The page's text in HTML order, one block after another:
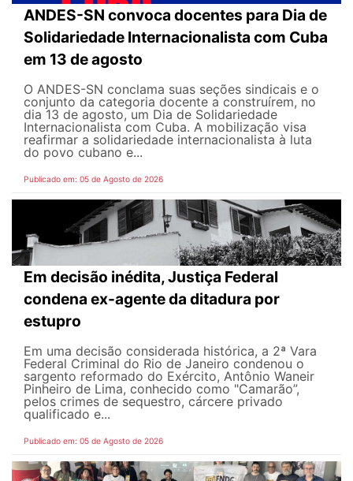
ANDES-SN convoca docentes para Dia de
Solidariedade Internacionalista com Cuba
em 13 de agosto
O ANDES-SN conclama suas seções sindicais e o
conjunto da categoria docente a construírem, no
dia 13 de agosto, um Dia de Solidariedade
Internacionalista com Cuba. A mobilização visa
reafirmar a solidariedade internacionalista à luta
do povo cubano e...
Publicado em: 05 de Agosto de 2026
Em decisão inédita, Justiça Federal
condena ex-agente da ditadura por
estupro
Em uma decisão considerada histórica, a 2ª Vara
Federal Criminal do Rio de Janeiro condenou o
sargento reformado do Exército, Antônio Waneir
Pinheiro de Lima, conhecido como "Camarão”,
pelos crimes de sequestro, cárcere privado
qualificado e...
Publicado em: 05 de Agosto de 2026